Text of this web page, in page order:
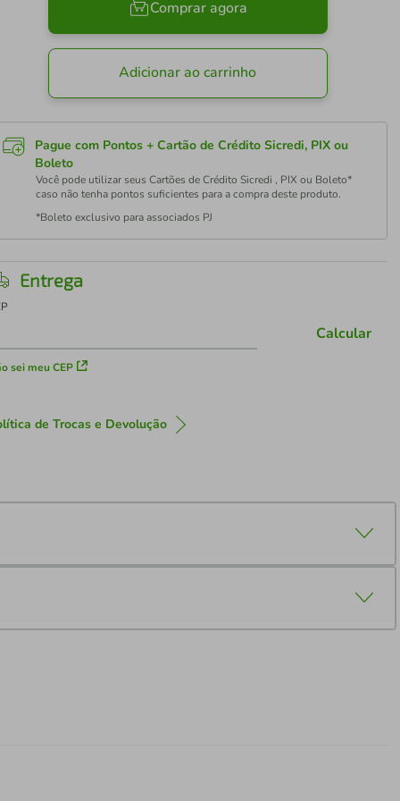
Comprar agora
Adicionar ao carrinho
Pague com Pontos + Cartão de Crédito Sicredi, PIX ou
Boleto
Você pode utilizar seus Cartões de Crédito Sicredi , PIX ou Boleto*
caso não tenha pontos suficientes para a compra deste produto.
*Boleto exclusivo para associados PJ
Entrega
sei meu CEP
Calcular
de Trocas e Devolução